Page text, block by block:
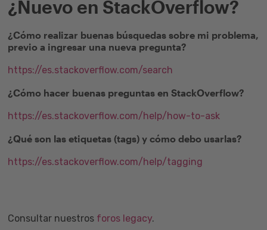
¿Nuevo en StackOverflow?
¿Cómo realizar buenas búsquedas sobre mi problema,
previo a ingresar una nueva pregunta?
https://es.stackoverflow.com/search
¿Cómo hacer buenas preguntas en StackOverflow?
https://es.stackoverflow.com/help/how-to-ask
¿Qué son las etiquetas (tags) y cómo debo usarlas?
https://es.stackoverflow.com/help/tagging
Consultar nuestros foros legacy.